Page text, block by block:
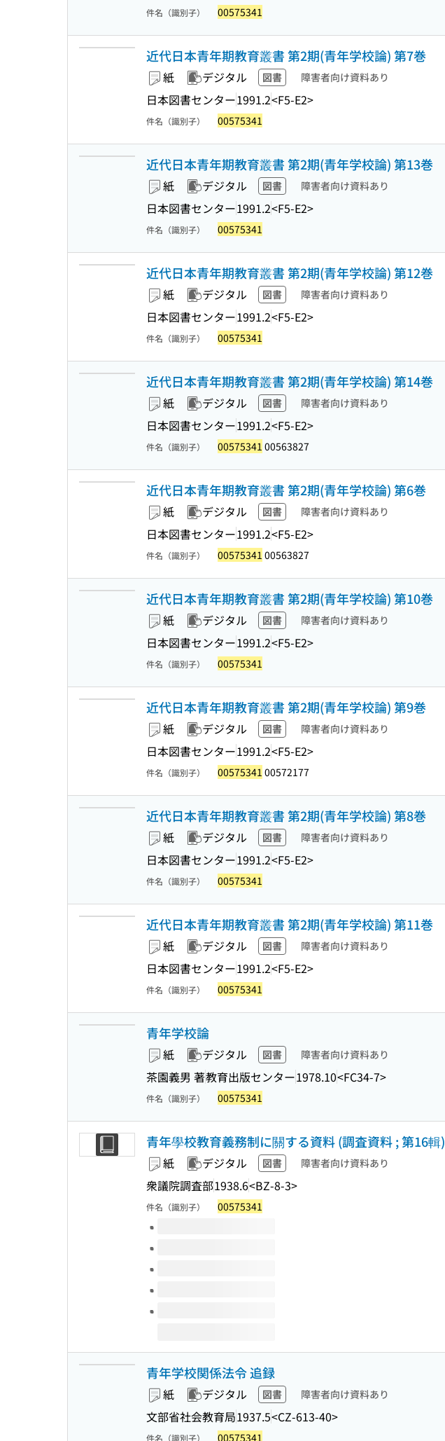
件名（識別子） 00575341
近代日本青年期教育叢書 第2期(青年学校論) 第7巻
紙 デジタル 図書 障害者向け資料あり
日本図書センター1991.2<F5-E2>
件名（識別子） 00575341
近代日本青年期教育叢書 第2期(青年学校論) 第13巻
紙 デジタル 図書 障害者向け資料あり
日本図書センター1991.2<F5-E2>
件名（識別子） 00575341
近代日本青年期教育叢書 第2期(青年学校論) 第12巻
紙 デジタル 図書 障害者向け資料あり
日本図書センター1991.2<F5-E2>
件名（識別子） 00575341
近代日本青年期教育叢書 第2期(青年学校論) 第14巻
紙 デジタル 図書 障害者向け資料あり
日本図書センター1991.2<F5-E2>
件名（識別子） 00575341 00563827
近代日本青年期教育叢書 第2期(青年学校論) 第6巻
紙 デジタル 図書 障害者向け資料あり
日本図書センター1991.2<F5-E2>
件名（識別子） 00575341 00563827
近代日本青年期教育叢書 第2期(青年学校論) 第10巻
紙 デジタル 図書 障害者向け資料あり
日本図書センター1991.2<F5-E2>
件名（識別子） 00575341
近代日本青年期教育叢書 第2期(青年学校論) 第9巻
紙 デジタル 図書 障害者向け資料あり
日本図書センター1991.2<F5-E2>
件名（識別子） 00575341 00572177
近代日本青年期教育叢書 第2期(青年学校論) 第8巻
紙 デジタル 図書 障害者向け資料あり
日本図書センター1991.2<F5-E2>
件名（識別子） 00575341
近代日本青年期教育叢書 第2期(青年学校論) 第11巻
紙 デジタル 図書 障害者向け資料あり
日本図書センター1991.2<F5-E2>
件名（識別子） 00575341
青年学校論
紙 デジタル 図書 障害者向け資料あり
茶園義男 著教育出版センター1978.10<FC34-7>
件名（識別子） 00575341
青年學校教育義務制に關する資料 (調査資料 ; 第16輯)
紙 デジタル 図書 障害者向け資料あり
衆議院調査部1938.6<BZ-8-3>
件名（識別子） 00575341
このタイトルの巻号
青年学校関係法令 追録
紙 デジタル 図書 障害者向け資料あり
文部省社会教育局1937.5<CZ-613-40>
件名（識別子） 00575341